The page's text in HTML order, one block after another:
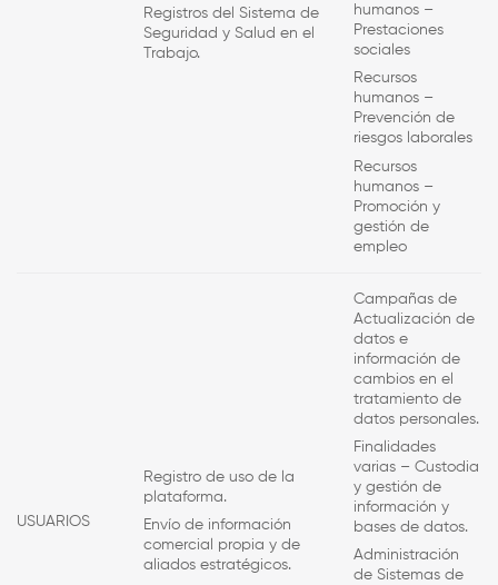
Registros del Sistema de
Seguridad y Salud en el
Trabajo.
humanos –
Prestaciones
sociales
Recursos
humanos –
Prevención de
riesgos laborales
Recursos
humanos –
Promoción y
gestión de
empleo
USUARIOS
Registro de uso de la
plataforma.
Envío de información
comercial propia y de
aliados estratégicos.
Campañas de
Actualización de
datos e
información de
cambios en el
tratamiento de
datos personales.
Finalidades
varias – Custodia
y gestión de
información y
bases de datos.
Administración
de Sistemas de